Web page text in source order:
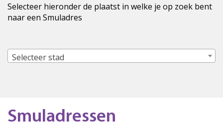
Selecteer hieronder de plaatst in welke je op zoek bent
naar een Smuladres
Selecteer stad
Smuladressen